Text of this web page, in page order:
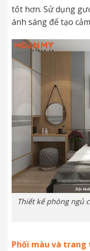
tốt hơn. Sử dụng
ánh sáng để tạo
Thiết kế phòng ngủ
Phối màu và